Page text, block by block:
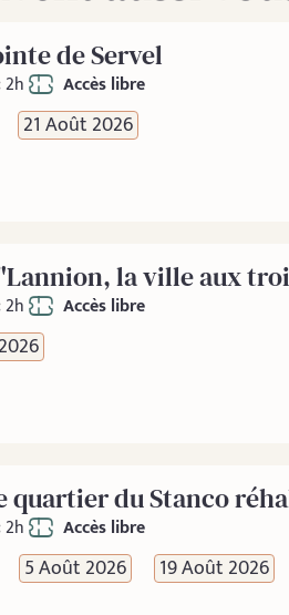
de Servel
2h Accès libre
21 Août 2026
la ville aux
2h Accès libre
du Stanco
2h Accès libre
5 Août 2026
19 Août 2026